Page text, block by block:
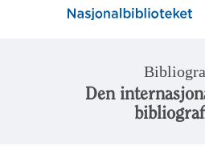
Den